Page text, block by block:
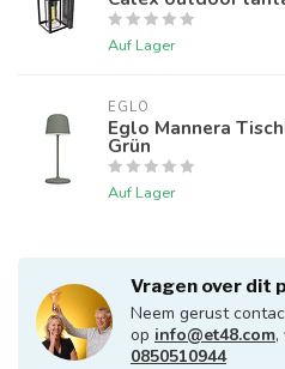
Auf Lager
EGLO
Eglo Mannera
Grün
Auf Lager
Vragen over dit
Neem gerust
op info@et48.com,
0850510944